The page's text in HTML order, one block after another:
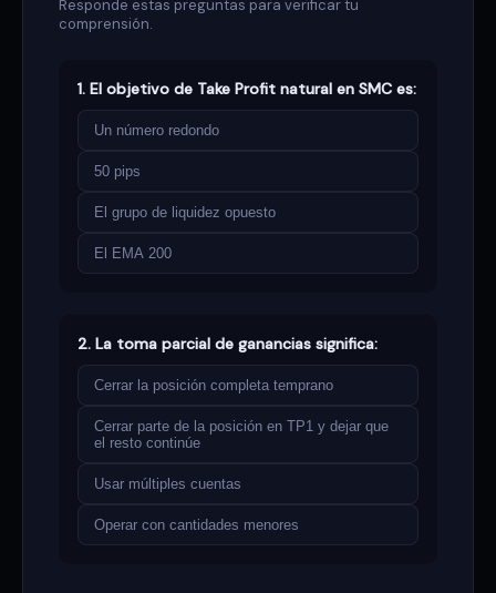
Responde estas preguntas para verificar tu
comprensión.
1. El objetivo de Take Profit natural en SMC es:
Un número redondo
50 pips
El grupo de liquidez opuesto
El EMA 200
2. La toma parcial de ganancias significa:
Cerrar la posición completa temprano
Cerrar parte de la posición en TP1 y dejar que
el resto continúe
Usar múltiples cuentas
Operar con cantidades menores